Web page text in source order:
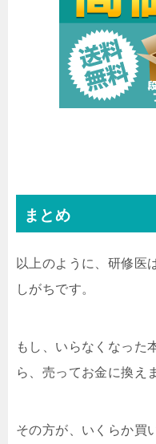
まとめ
以上のように、研修医
しがちです。
もし、いらなくなった
ら、売ってお金に換え
その方が、いくらか買